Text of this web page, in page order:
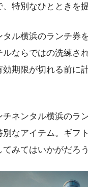
特別なひとときを
ル横浜のランチ券
ならではの洗練さ
期限が切れる前に
ネンタル横浜のラ
なアイテム。ギフ
みてはいかがだろう